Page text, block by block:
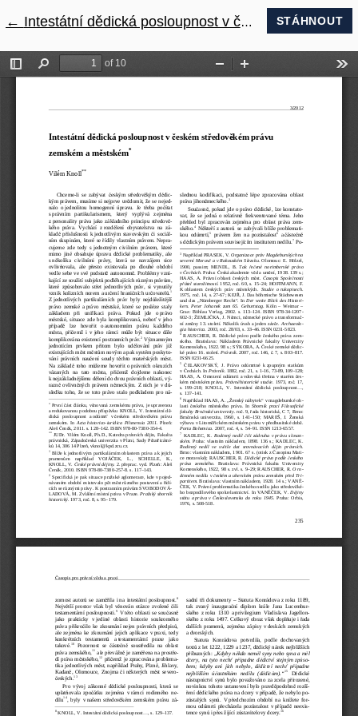
← Návrat na podrobnosti článku
Intestátní dědická posloupnost v českém středověkém právu zemském a městském STÁHNOUT